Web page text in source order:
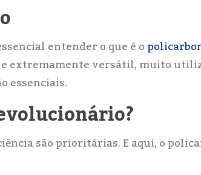
entender o que é o
extremamente versátil, muito
essenciais.
são prioritárias. E aqui, o